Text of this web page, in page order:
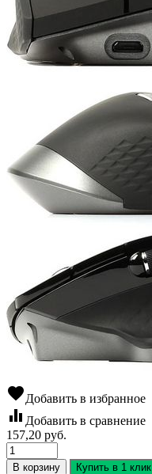
favoriteДобавить в избранное
equalizer Добавить в сравнение
157,20 руб.
В корзину Купить в 1 клик